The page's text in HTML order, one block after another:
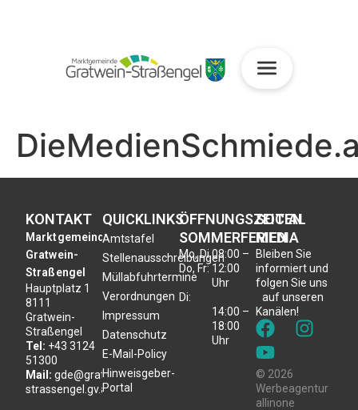
KONTAKT
Marktgemeinde
Gratwein-
Straßengel
Hauptplatz 1
8111
Gratwein-
Straßengel
Tel: +43 3124
51300
Mail: gde@gratwein-
strassengel.gv.at
QUICKLINKS
Amtstafel
Stellenausschreibungen
Müllabfuhrtermine
Verordnungen
Impressum
Datenschutz
E-Mail-Policy
Hinweisgeber-
Portal
ÖFFNUNGSZEITEN
SOMMERFERIEN
Mo, Di,
Do, Fr:
Di:
08:00 –
12:00
Uhr
14:00 –
18:00
Uhr
SOCIAL
MEDIA
Bleiben Sie
informiert und
folgen Sie uns
auf unseren
Kanälen!
© 2026
Werbeagentur
allinone